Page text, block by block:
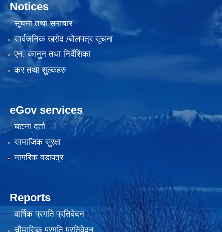
Notices
सूचना तथा समाचार
सार्वजनिक खरीद /बोलपत्र सूचना
एन, कानुन तथा निर्देशिका
कर तथा शुल्कहरु
eGov services
घटना दर्ता
सामाजिक सुरक्षा
नागरिक वडापत्र
Reports
वार्षिक प्रगति प्रतिवेदन
चौमासिक प्रगति प्रतिवेदन